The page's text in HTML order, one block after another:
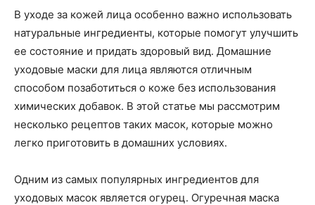
В уходе за кожей лица особенно важно использовать
натуральные ингредиенты, которые помогут улучшить
ее состояние и придать здоровый вид. Домашние
уходовые маски для лица являются отличным
способом позаботиться о коже без использования
химических добавок. В этой статье мы рассмотрим
несколько рецептов таких масок, которые можно
легко приготовить в домашних условиях.
Одним из самых популярных ингредиентов для
уходовых масок является огурец. Огуречная маска